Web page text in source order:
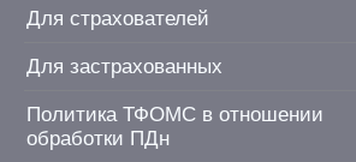
Для страхователей
Для застрахованных
Политика ТФОМС в отношении
обработки ПДн